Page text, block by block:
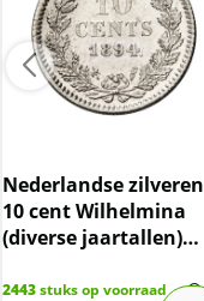
Nederlandse zilveren
10 cent Wilhelmina
(diverse jaartallen)
2443stuks op voorraad